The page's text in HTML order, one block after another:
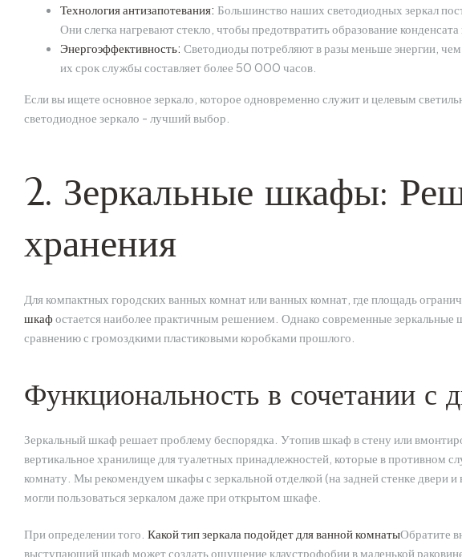
Технология антизапотевания: Большинство наших светодиодных зеркал
Они слегка нагревают стекло, чтобы предотвратить образование
Энергоэффективность: Светодиоды потребляют в разы меньше энергии,
их срок службы составляет более 50 000 часов.
Если вы ищете основное зеркало, которое одновременно служит и целевым
светодиодное зеркало - лучший выбор.
2. Зеркальные шкафы:
хранения
Для компактных городских ванных комнат или ванных комнат, где площадь
шкафостается наиболее практичным решением. Однако современные зеркальные
сравнению с громоздкими пластиковыми коробками прошлого.
Функциональность в сочетании с
Зеркальный шкаф решает проблему беспорядка. Утопив шкаф в стену или
вертикальное хранилище для туалетных принадлежностей, которые в противном
комнату. Мы рекомендуем шкафы с зеркальной отделкой (на задней стенке двери
могли пользоваться зеркалом даже при открытом шкафе.
При определении того. Какой тип зеркала подойдет для ванной комнатыОбратите
выступающий шкаф может создать ощущение клаустрофобии в маленькой